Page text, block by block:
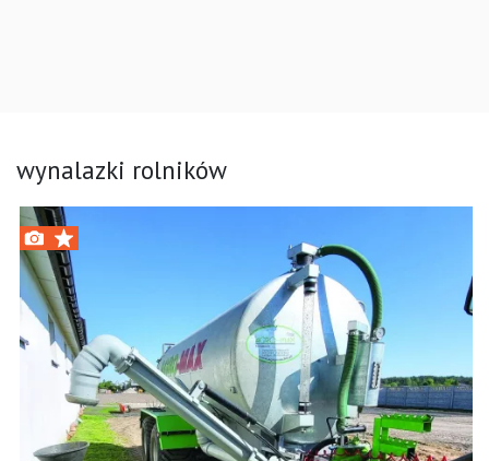
wynalazki rolników